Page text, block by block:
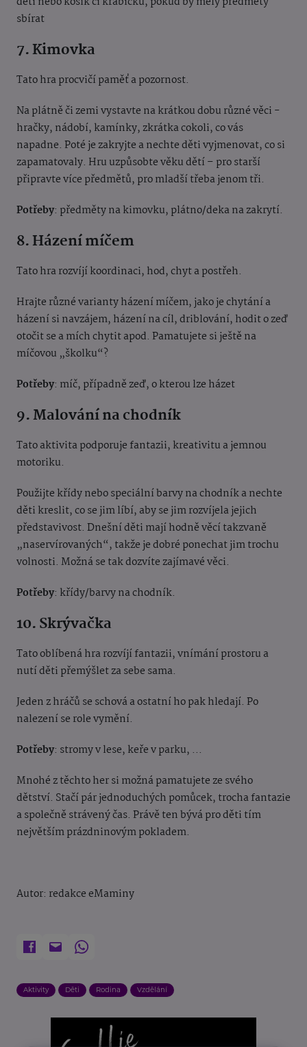
sbírat
7. Kimovka
Tato hra procvičí paměť a pozornost.
Na plátně či zemi vystavte na krátkou dobu různé věci -
hračky, nádobí, kamínky, zkrátka cokoli, co vás
napadne. Poté je zakryjte a nechte děti vyjmenovat, co si
zapamatovaly. Hru uzpůsobte věku dětí – pro starší
připravte více předmětů, pro mladší třeba jenom tři.
Potřeby: předměty na kimovku, plátno/deka na zakrytí.
8. Házení míčem
Tato hra rozvíjí koordinaci, hod, chyt a postřeh.
Hrajte různé varianty házení míčem, jako je chytání a
házení si navzájem, házení na cíl, driblování, hodit o zeď
otočit se a mích chytit apod. Pamatujete si ještě na
míčovou „školku“?
Potřeby: míč, případně zeď, o kterou lze házet
9. Malování na chodník
Tato aktivita podporuje fantazii, kreativitu a jemnou
motoriku.
Použijte křídy nebo speciální barvy na chodník a nechte
děti kreslit, co se jim líbí, aby se jim rozvíjela jejich
představivost. Dnešní děti mají hodně věcí takzvaně
„naservírovaných“, takže je dobré ponechat jim trochu
volnosti. Možná se tak dozvíte zajímavé věci.
Potřeby: křídy/barvy na chodník.
10. Skrývačka
Tato oblíbená hra rozvíjí fantazii, vnímání prostoru a
nutí děti přemýšlet za sebe sama.
Jeden z hráčů se schová a ostatní ho pak hledají. Po
nalezení se role vymění.
Potřeby: stromy v lese, keře v parku, ...
Mnohé z těchto her si možná pamatujete ze svého
dětství. Stačí pár jednoduchých pomůcek, trocha fantazie
a společně strávený čas. Právě ten bývá pro děti tím
největším prázdninovým pokladem.
Autor: redakce eMaminy
Aktivity Děti Rodina Vzdělání